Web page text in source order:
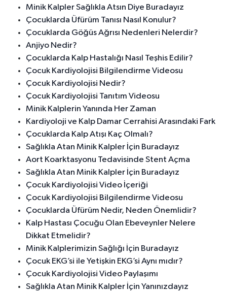
Minik Kalpler Sağlıkla Atsın Diye Buradayız
Çocuklarda Üfürüm Tanısı Nasıl Konulur?
Çocuklarda Göğüs Ağrısı Nedenleri Nelerdir?
Anjiyo Nedir?
Çocuklarda Kalp Hastalığı Nasıl Teşhis Edilir?
Çocuk Kardiyolojisi Bilgilendirme Videosu
Çocuk Kardiyolojisi Nedir?
Çocuk Kardiyolojisi Tanıtım Videosu
Minik Kalplerin Yanında Her Zaman
Kardiyoloji ve Kalp Damar Cerrahisi Arasındaki Fark
Çocuklarda Kalp Atışı Kaç Olmalı?
Sağlıkla Atan Minik Kalpler İçin Buradayız
Aort Koarktasyonu Tedavisinde Stent Açma
Sağlıkla Atan Minik Kalpler İçin Buradayız
Çocuk Kardiyolojisi Video İçeriği
Çocuk Kardiyolojisi Bilgilendirme Videosu
Çocuklarda Üfürüm Nedir, Neden Önemlidir?
Kalp Hastası Çocuğu Olan Ebeveynler Nelere
Dikkat Etmelidir?
Minik Kalplerimizin Sağlığı İçin Buradayız
Çocuk EKG’si ile Yetişkin EKG’si Aynı mıdır?
Çocuk Kardiyolojisi Video Paylaşımı
Sağlıkla Atan Minik Kalpler İçin Yanınızdayız